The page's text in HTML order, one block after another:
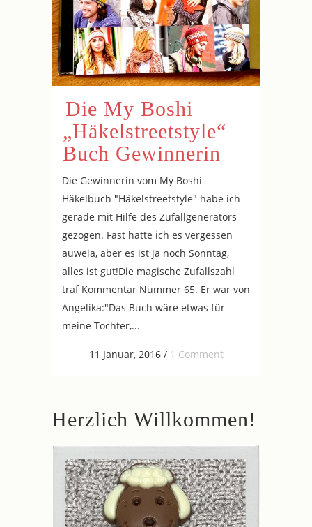
Die My Boshi
„Häkelstreetstyle“
Buch Gewinnerin
Die Gewinnerin vom My Boshi
Häkelbuch "Häkelstreetstyle" habe ich
gerade mit Hilfe des Zufallgenerators
gezogen. Fast hätte ich es vergessen
auweia, aber es ist ja noch Sonntag,
alles ist gut!Die magische Zufallszahl
traf Kommentar Nummer 65. Er war von
Angelika:"Das Buch wäre etwas für
meine Tochter,...
11 Januar, 2016/ 1 Comment
Herzlich Willkommen!